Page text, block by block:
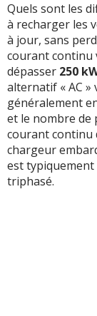
Quels sont les
à recharger les
à jour, sans
courant continu
dépasser 250
alternatif « AC »
généralement
et le nombre de
courant continu
chargeur
est typiquement
triphasé.